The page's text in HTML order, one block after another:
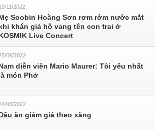
11/2022
Soobin Hoàng Sơn rơm rớm nước mắt
khán giả hô vang tên con trai ở
Live Concert
09/2022
diễn viên Mario Maurer: Tôi yêu nhất
món Phở
08/2022
ăn giảm giá theo xăng